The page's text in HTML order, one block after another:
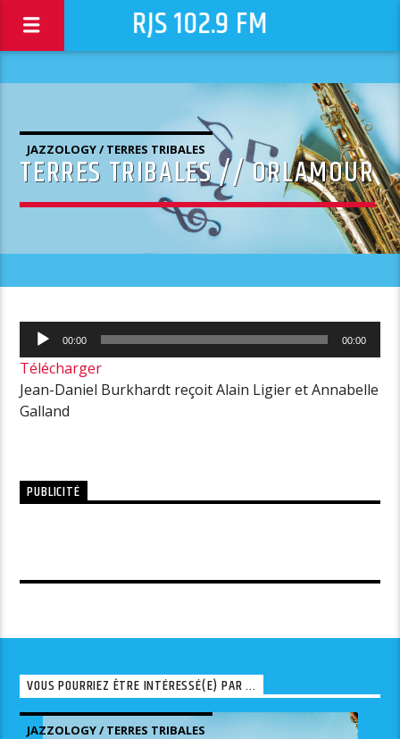
RJS 102.9 FM
JAZZOLOGY / TERRES TRIBALES
TERRES TRIBALES // ORLAMOUR
Lecteur
audio
00:00 00:00
Télécharger
Jean-Daniel Burkhardt reçoit Alain Ligier et Annabelle
Galland
PUBLICITÉ
VOUS POURRIEZ ÊTRE INTÉRESSÉ(E) PAR ...
JAZZOLOGY / TERRES TRIBALES